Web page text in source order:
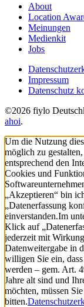
About
Location
Meinungen
Medienkit
Jobs
Impressum
Datenschutz
©2026 fiylo
ahoi.
Um die Nutzung
möglich zu
entsprechend den
Cookies und
„Akzeptieren“ bin
„Datenerfassung
einverstanden.Im
Klick auf
jederzeit mit
Datenweitergabe in
willigen Sie ein,
werden – gem. Art.
Jahre alt sind und
möchten, müssen
bitten.